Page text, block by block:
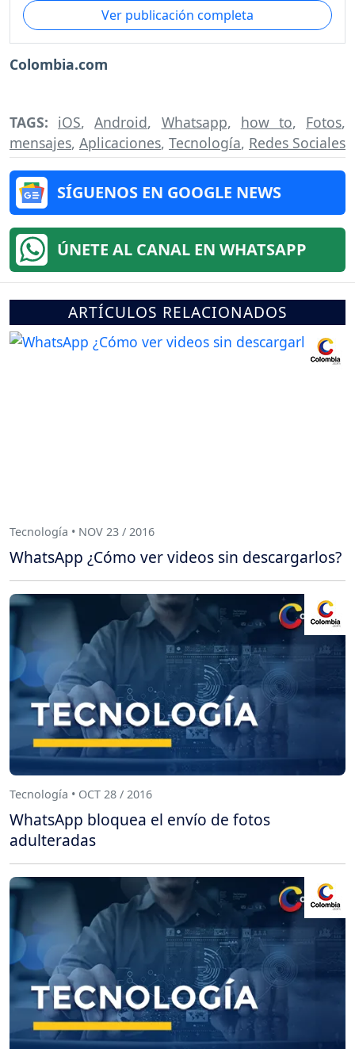
Ver publicación completa
Colombia.com
TAGS: iOS,Android, Whatsapp, how to, Fotos,
mensajes, Aplicaciones, Tecnología, Redes Sociales
SÍGUENOS EN GOOGLE NEWS
ÚNETE AL CANAL EN WHATSAPP
ARTÍCULOS RELACIONADOS
Tecnología • NOV 23 / 2016
WhatsApp ¿Cómo ver videos sin descargarlos?
Tecnología • OCT 28 / 2016
WhatsApp bloquea el envío de fotos
adulteradas